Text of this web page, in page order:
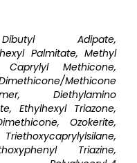
Adipate,
Palmitate, Methyl
Caprylyl Methicone,
Methicone
Diethylamino
Ethylhexyl Triazone,
Ozokerite,
Triazine,